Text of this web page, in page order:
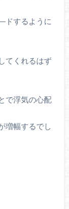
ドするように
てくれるはず
で浮気の心配
増幅するでし